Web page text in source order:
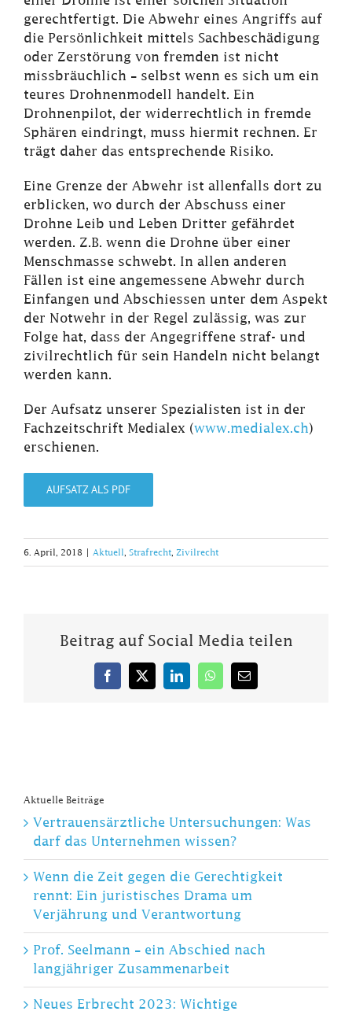
gerechtfertigt. Die Abwehr eines Angriffs auf
die Persönlichkeit mittels Sachbeschädigung
oder Zerstörung von fremden ist nicht
missbräuchlich – selbst wenn es sich um ein
teures Drohnenmodell handelt. Ein
Drohnenpilot, der widerrechtlich in fremde
Sphären eindringt, muss hiermit rechnen. Er
trägt daher das entsprechende Risiko.
Eine Grenze der Abwehr ist allenfalls dort zu
erblicken, wo durch der Abschuss einer
Drohne Leib und Leben Dritter gefährdet
werden. Z.B. wenn die Drohne über einer
Menschmasse schwebt. In allen anderen
Fällen ist eine angemessene Abwehr durch
Einfangen und Abschiessen unter dem Aspekt
der Notwehr in der Regel zulässig, was zur
Folge hat, dass der Angegriffene straf- und
zivilrechtlich für sein Handeln nicht belangt
werden kann.
Der Aufsatz unserer Spezialisten ist in der
Fachzeitschrift Medialex (www.medialex.ch)
erschienen.
AUFSATZ ALS PDF
6. April, 2018 Aktuell Strafrecht Zivilrecht
Beitrag auf Social Media teilen
Facebook
X LinkedInWhatsApp
E-
Mail
Aktuelle Beiträge
Vertrauensärztliche Untersuchungen: Was
darf das Unternehmen wissen?
Wenn die Zeit gegen die Gerechtigkeit
rennt: Ein juristisches Drama um
Verjährung und Verantwortung
Prof. Seelmann – ein Abschied nach
langjähriger Zusammenarbeit
Neues Erbrecht 2023: Wichtige